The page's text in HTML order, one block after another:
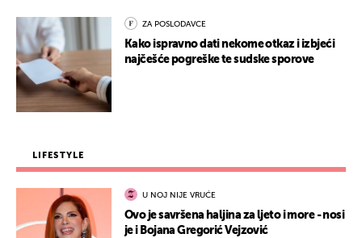
ZA POSLODAVCE
Kako ispravno dati nekome otkaz i izbjeći
najčešće pogreške te sudske sporove
LIFESTYLE
U NOJ NIJE VRUĆE
Ovo je savršena haljina za ljeto i more - nosi
je i Bojana Gregorić Vejzović